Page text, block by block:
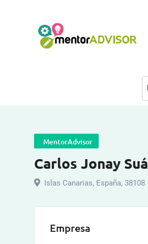
MentorAdvisor
Carlos Jonay
Islas Canarias, España, 38108
Empresa